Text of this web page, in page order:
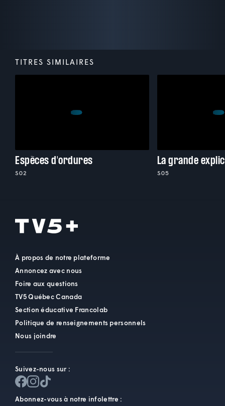
TITRES SIMILAIRES
Espèces d'ordures
S02
La grande
S05
À propos de notre plateforme
Annoncez avec nous
Foire aux questions
TV5 Québec Canada
Section éducative Francolab
Politique de renseignements personnels
Nous joindre
Suivez-nous sur :
Abonnez-vous à notre infolettre :